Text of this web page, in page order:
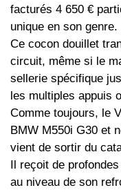
facturés 4 650 €
unique en son genre.
Ce cocon douillet
circuit, même si le
sellerie spécifique
les multiples appuis
Comme toujours, le
BMW M550i G30 et
vient de sortir du
Il reçoit de
au niveau de son